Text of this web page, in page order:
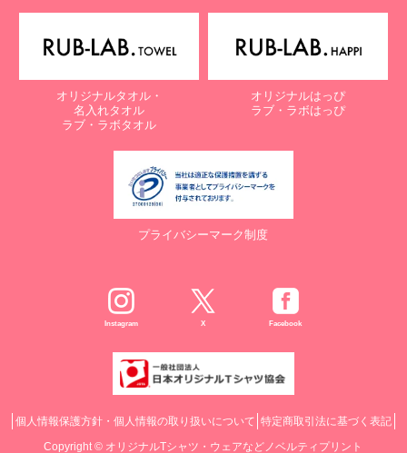
オリジナルタオル・
名入れタオル
ラブ・ラボタオル
オリジナルはっぴ
ラブ・ラボはっぴ
プライバシーマーク制度
Instagram X Facebook
個人情報保護方針・個人情報の取り扱いについて 特定商取引法に基づく表記
Copyright © オリジナルTシャツ・ウェアなどノベルティプリント